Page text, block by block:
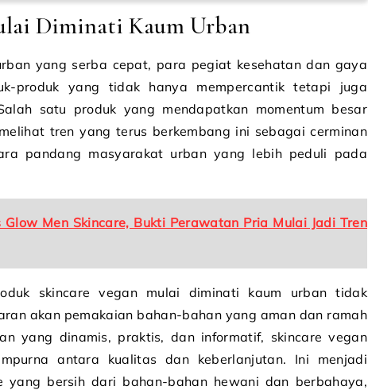
Diminati Kaum Urban
yang serba cepat, para pegiat kesehatan dan gaya
produk yang tidak hanya mempercantik tetapi juga
satu produk yang mendapatkan momentum besar
tren yang terus berkembang ini sebagai cerminan
pandang masyarakat urban yang lebih peduli pada
Glow Men Skincare, Bukti Perawatan Pria Mulai Jadi Tren
skincare vegan mulai diminati kaum urban tidak
akan pemakaian bahan-bahan yang aman dan ramah
yang dinamis, praktis, dan informatif, skincare vegan
antara kualitas dan keberlanjutan. Ini menjadi
yang bersih dari bahan-bahan hewani dan berbahaya,